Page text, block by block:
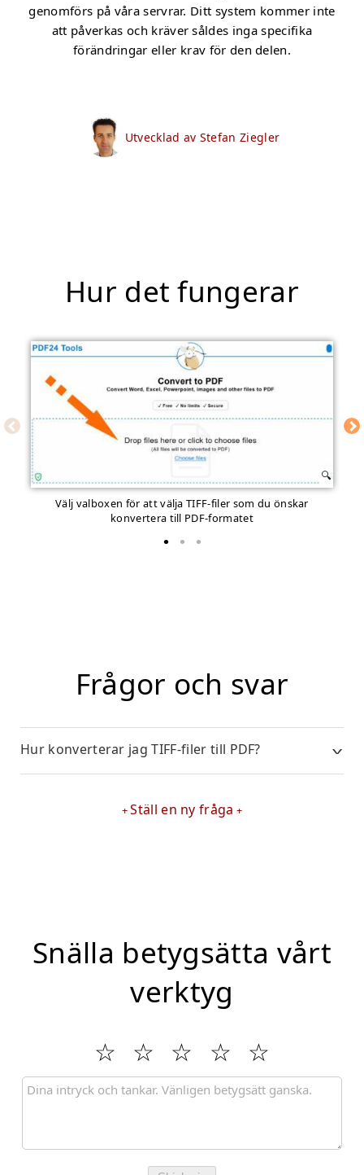
genomförs på våra servrar. Ditt system kommer inte
att påverkas och kräver såldes inga specifika
förändringar eller krav för den delen.
Utvecklad av Stefan Ziegler
Hur det fungerar
Välj valboxen för att välja TIFF-filer som du önskar
konvertera till PDF-formatet
Frågor och svar
Hur konverterar jag TIFF-filer till PDF?
Ställ en ny fråga
Snälla betygsätta vårt
verktyg